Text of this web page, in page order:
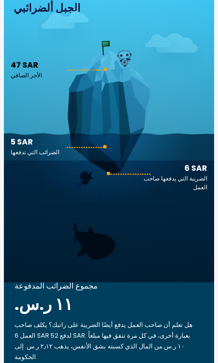
الجبل ألضرائبي
47 SAR
الأجر الصافي
6 SAR
الضريبة التي يدفعها صاحب
العمل
5 SAR
الضرائب التي تدفعها
مجموع الضرائب المدفوعة
هل تعلم أن صاحب العمل يدفع أيضًا الضريبة على راتبك؟ يكلف صاحب
العمل 6 SAR لدفع 52 SAR. بعبارة أخرى، في كل مرة تنفق فيها مبلغاً
‏١٠ ر.س.‏من المال الذي كسبته بشق الأنفس، يذهب ‏٢٫١٢ ر.س.‏ إلى
الحكومة.